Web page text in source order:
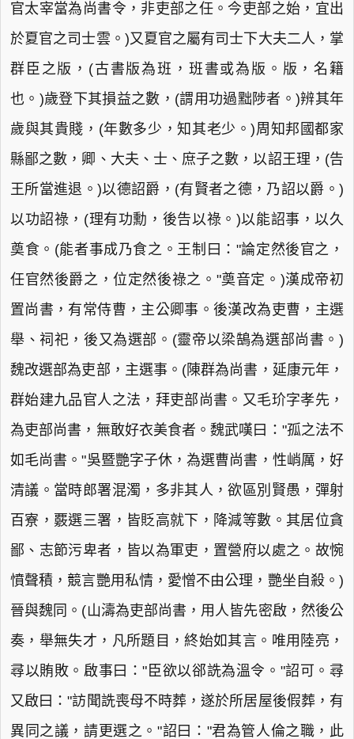
官太宰當為尚書令，非吏部之任。今吏部之始，宜出
於夏官之司士雲。)又夏官之屬有司士下大夫二人，掌
群臣之版，(古書版為班，班書或為版。版，名籍
也。)歲登下其損益之數，(謂用功過黜陟者。)辨其年
歲與其貴賤，(年數多少，知其老少。)周知邦國都家
縣鄙之數，卿、大夫、士、庶子之數，以詔王理，(告
王所當進退。)以德詔爵，(有賢者之德，乃詔以爵。)
以功詔祿，(理有功勳，後告以祿。)以能詔事，以久
奠食。(能者事成乃食之。王制曰："論定然後官之，
任官然後爵之，位定然後祿之。"奠音定。)漢成帝初
置尚書，有常侍曹，主公卿事。後漢改為吏曹，主選
舉、祠祀，後又為選部。(靈帝以梁鵠為選部尚書。)
魏改選部為吏部，主選事。(陳群為尚書，延康元年，
群始建九品官人之法，拜吏部尚書。又毛玠字孝先，
為吏部尚書，無敢好衣美食者。魏武嘆曰："孤之法不
如毛尚書。"吳暨艷字子休，為選曹尚書，性峭厲，好
清議。當時郎署混濁，多非其人，欲區別賢愚，彈射
百寮，覈選三署，皆貶高就下，降減等數。其居位貪
鄙、志節污卑者，皆以為軍吏，置營府以處之。故惋
憤聲積，競言艷用私情，愛憎不由公理，艷坐自殺。)
晉與魏同。(山濤為吏部尚書，用人皆先密啟，然後公
奏，舉無失才，凡所題目，終始如其言。唯用陸亮，
尋以賄敗。啟事曰："臣欲以郤詵為溫令。"詔可。尋
又啟曰："訪聞詵喪母不時葬，遂於所居屋後假葬，有
異同之議，請更選之。"詔曰："君為管人倫之職，此